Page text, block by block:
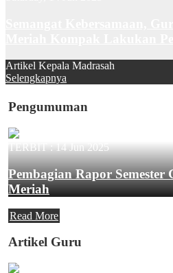
Artikel Kepala Madrasah
Selengkapnya
Pengumuman
TERBIT :14 Jun 2025
Pembagian Rapor Semester
Meriah
Read More
Artikel Guru